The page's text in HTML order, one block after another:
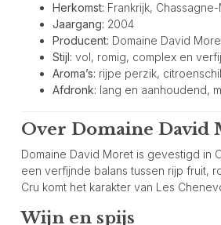
Herkomst: Frankrijk,
Jaargang: 2004
Producent: Domaine David
Stijl: vol, romig, complex en
Aroma’s: rijpe perzik,
Afdronk: lang en aanhoudend,
Over Domaine David
Domaine David Moret is gevestigd in
een verfijnde balans tussen rijp fruit,
Cru komt het karakter van Les
Wijn en spijs